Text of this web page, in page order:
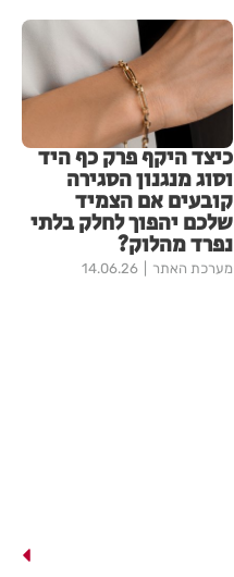
כיצד היקף פרק כף היד
וסוג מנגנון הסגירה
קובעים אם הצמיד
שלכם יהפוך לחלק בלתי
נפרד מהלוק?
מערכת האתר 14.06.26